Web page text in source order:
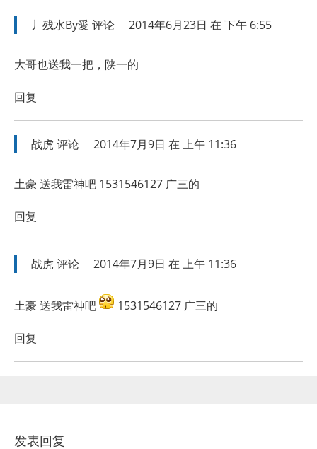
丿残水By愛 评论 2014年6月23日 在 下午 6:55
大哥也送我一把，陕一的
回复
战虎 评论 2014年7月9日 在 上午 11:36
土豪 送我雷神吧 1531546127 广三的
回复
战虎 评论 2014年7月9日 在 上午 11:36
土豪 送我雷神吧 1531546127 广三的
回复
发表回复